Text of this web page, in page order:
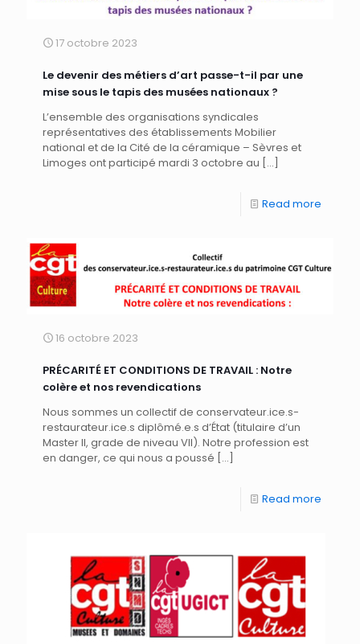
17 octobre 2023
Le devenir des métiers d’art passe-t-il par une
mise sous le tapis des musées nationaux ?
L’ensemble des organisations syndicales
représentatives des établissements Mobilier
national et de la Cité de la céramique – Sèvres et
Limoges ont participé mardi 3 octobre au […]
Read more
16 octobre 2023
PRÉCARITÉ ET CONDITIONS DE TRAVAIL : Notre
colère et nos revendications
Nous sommes un collectif de conservateur.ice.s-
restaurateur.ice.s diplômé.e.s d’État (titulaire d’un
Master II, grade de niveau VII). Notre profession est
en danger, ce qui nous a poussé […]
Read more